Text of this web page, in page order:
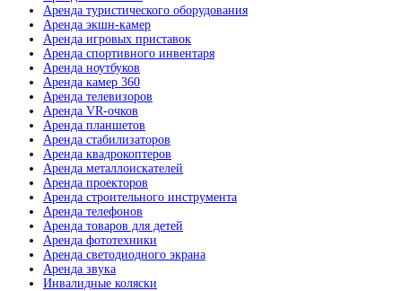
Аренда туристического оборудования
Аренда экшн-камер
Аренда игровых приставок
Аренда спортивного инвентаря
Аренда ноутбуков
Аренда камер 360
Аренда телевизоров
Аренда VR-очков
Аренда планшетов
Аренда стабилизаторов
Аренда квадрокоптеров
Аренда металлоискателей
Аренда проекторов
Аренда строительного инструмента
Аренда телефонов
Аренда товаров для детей
Аренда фототехники
Аренда светодиодного экрана
Аренда звука
Инвалидные коляски